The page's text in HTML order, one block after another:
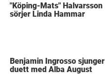
"Köping-Mats" Halvarsson
sörjer Linda Hammar
Benjamin Ingrosso sjunger
duett med Alba August